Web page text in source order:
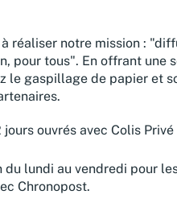
réaliser notre mission :
pour tous". En offrant une
le gaspillage de papier et
ouvrés avec Colis
du lundi au vendredi pour
Chronopost.